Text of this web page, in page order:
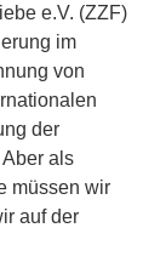
e.V. (ZZF)
im
von
der
als
müssen wir
auf der